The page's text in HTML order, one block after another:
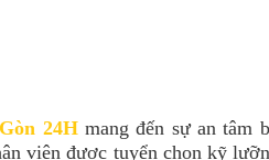
24Hmang đến sự an tâm
viên được tuyển chọn kỹ